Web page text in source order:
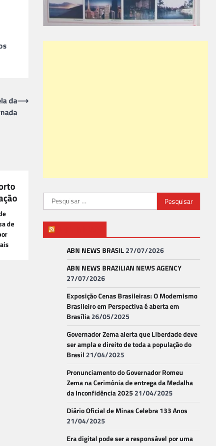
da⟶
de
Pesquisar
por:
ABN NEWS BRASIL27/07/2026
ABN NEWS BRAZILIAN NEWS AGENCY
27/07/2026
Exposição Cenas Brasileiras: O Modernismo
Brasileiro em Perspectiva é aberta em
Brasília26/05/2025
Governador Zema alerta que Liberdade deve
ser ampla e direito de toda a população do
Brasil 21/04/2025
Pronunciamento do Governador Romeu
Zema na Cerimônia de entrega da Medalha
da Inconfidência 2025 21/04/2025
Diário Oficial de Minas Celebra 133 Anos
21/04/2025
Era digital pode ser a responsável por uma